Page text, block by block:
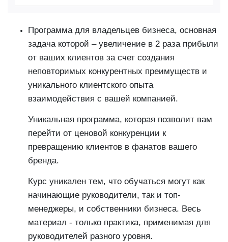
Программа для владельцев бизнеса, основная
задача которой – увеличение в 2 раза прибыли
от ваших клиентов за счет создания
неповторимых конкурентных преимуществ и
уникального клиентского опыта
взаимодействия с вашей компанией.
Уникальная программа, которая позволит вам
перейти от ценовой конкуренции к
превращению клиентов в фанатов вашего
бренда.
Курс уникален тем, что обучаться могут как
начинающие руководители, так и топ-
менеджеры, и собственники бизнеса. Весь
материал - только практика, применимая для
руководителей разного уровня.